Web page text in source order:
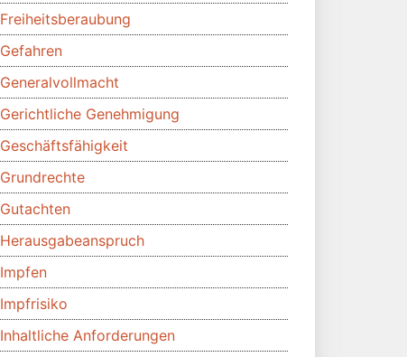
Freiheitsberaubung
Gefahren
Generalvollmacht
Gerichtliche Genehmigung
Geschäftsfähigkeit
Grundrechte
Gutachten
Herausgabeanspruch
Impfen
Impfrisiko
Inhaltliche Anforderungen